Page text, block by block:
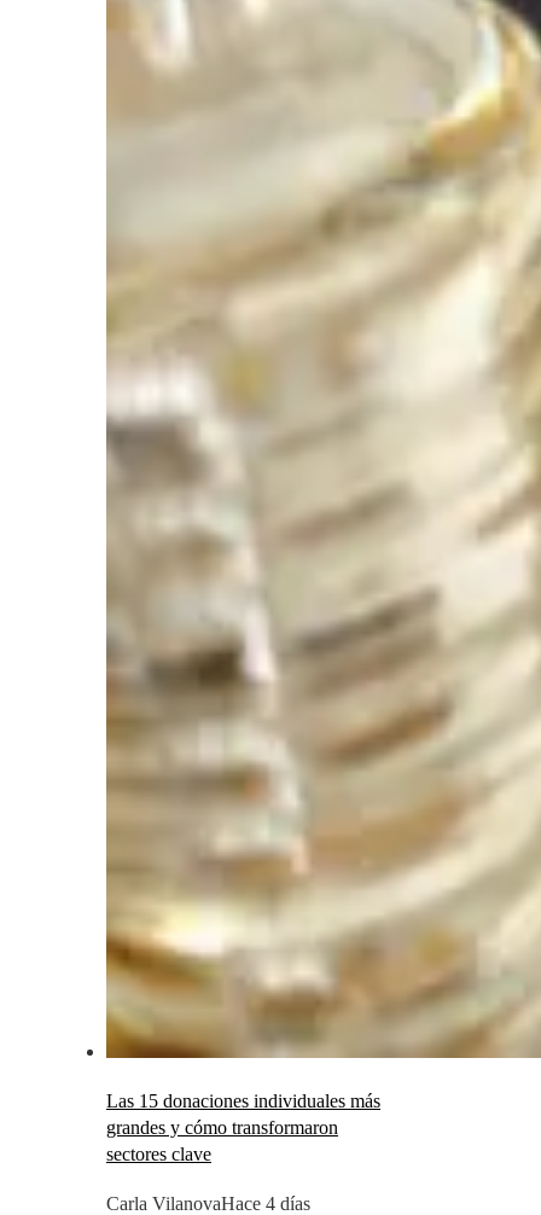
Las 15 donaciones individuales más
grandes y cómo transformaron
sectores clave
Carla VilanovaHace 4 días